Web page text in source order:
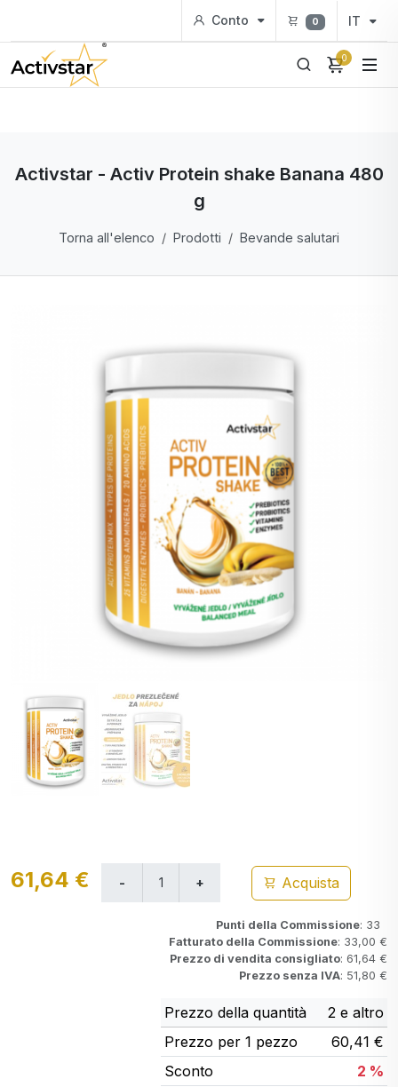
Conto 0 IT
0
Activstar - Activ Protein shake Banana 480
g
Torna all'elenco Prodotti Bevande salutari
61,64 € Acquista
Punti della Commissione: 33
Fatturato della Commissione: 33,00 €
Prezzo di vendita consigliato: 61,64 €
Prezzo senza IVA: 51,80 €
Prezzo della quantità
2 e altro
Prezzo per 1 pezzo
60,41 €
Sconto
2 %